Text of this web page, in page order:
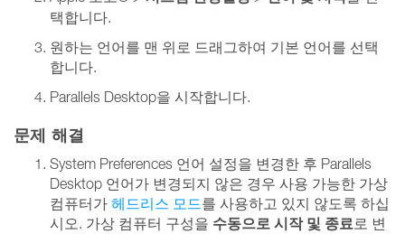
택합니다.
원하는 언어를 맨 위로 드래그하여 기본 언어를 선택
합니다.
Parallels Desktop을 시작합니다.
문제 해결
System Preferences 언어 설정을 변경한 후 Parallels
Desktop 언어가 변경되지 않은 경우 사용 가능한 가상
컴퓨터가 헤드리스 모드를 사용하고 있지 않도록 하십
시오. 가상 컴퓨터 구성을 수동으로 시작및 종료로 변